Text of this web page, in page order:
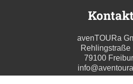
Kontakt
avenTOURa
Rehlingstraße
79100